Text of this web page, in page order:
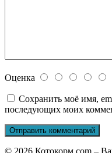
Оценка
Сохранить моё имя,
последующих моих